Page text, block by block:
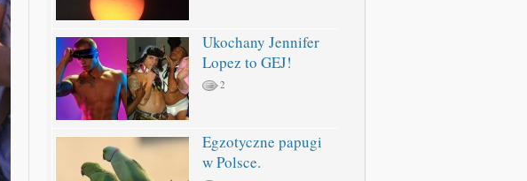
Ukochany Jennifer
Lopez to GEJ!
2
Egzotyczne papugi
w Polsce.